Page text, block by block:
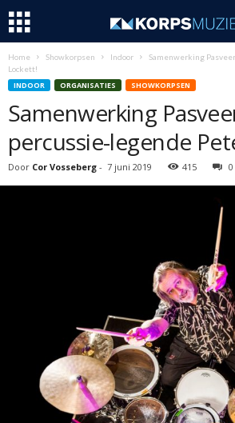
Home Showkorpsen Indoor
Samenwerking
Lockett!
INDOOR ORGANISATIES SHOWKORPSEN
Samenwerking
percussie-legende
Door Cor Vosseberg - 7 juni 2019 415 0